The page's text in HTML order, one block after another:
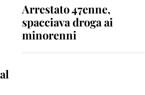
Arrestato 47enne,
spacciava droga ai
minorenni